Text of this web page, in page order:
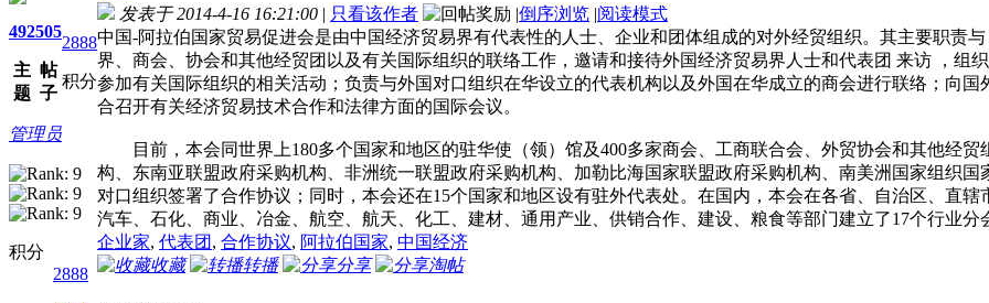
492
主
题
505
帖
子
2888
积分
管理员
积分
2888
发表于 2014-4-16 16:21:00 | 只看该作者 |倒序浏览 |阅读模式
中国-阿拉伯国家贸易促进会是由中国经济贸易界有代表性的人士、企业和团体组成的对外经贸组织。其主要职责
界、商会、协会和其他经贸团以及有关国际组织的联络工作，邀请和接待外国经济贸易界人士和代表团 来访 ，组
参加有关国际组织的相关活动；负责与外国对口组织在华设立的代表机构以及外国在华成立的商会进行联络；向
合召开有关经济贸易技术合作和法律方面的国际会议。
目前，本会同世界上180多个国家和地区的驻华使（领）馆及400多家商会、工商联合会、外贸协会和其他经贸
构、东南亚联盟政府采购机构、非洲统一联盟政府采购机构、加勒比海国家联盟政府采购机构、南美洲国家组织
对口组织签署了合作协议；同时，本会还在15个国家和地区设有驻外代表处。在国内，本会在各省、自治区、直
汽车、石化、商业、冶金、航空、航天、化工、建材、通用产业、供销合作、建设、粮食等部门建立了17个行业分
企业家, 代表团 , 合作协议, 阿拉伯国家, 中国经济
收藏
转播 分享 淘帖